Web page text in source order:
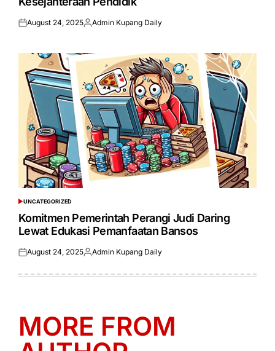
Posted
August 24, 2025Posted
Admin Kupang Daily
POSTED
IN
UNCATEGORIZED
Komitmen Pemerintah Perangi Judi Daring
Lewat Edukasi Pemanfaatan Bansos
Posted
August 24, 2025Posted
Admin Kupang Daily
MORE FROM